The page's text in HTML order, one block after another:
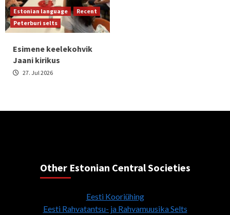
Estonian language
Recent
Peterburi selts
Esimene keelekohvik
Jaani kirikus
27. Jul 2026
Other Estonian Central Societies
Eesti Kooriühing
Eesti Rahvatantsu- ja Rahvamuusika Selts